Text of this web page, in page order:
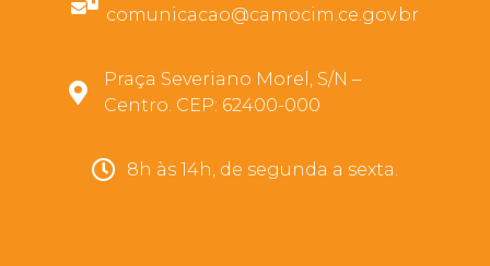
comunicacao@camocim.ce.gov.br
Praça Severiano Morel, S/N –
Centro. CEP: 62400-000
8h às 14h, de segunda a sexta.